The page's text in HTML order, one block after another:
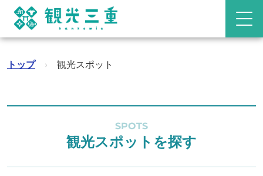
トップ › 観光スポット
SPOTS
観光スポットを探す